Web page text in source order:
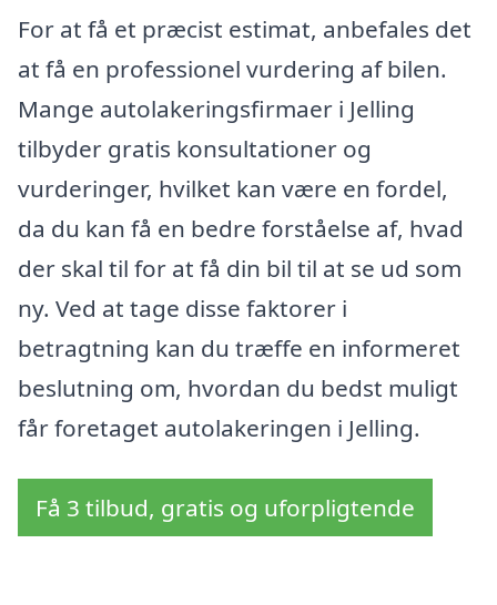
For at få et præcist estimat, anbefales det
at få en professionel vurdering af bilen.
Mange autolakeringsfirmaer i Jelling
tilbyder gratis konsultationer og
vurderinger, hvilket kan være en fordel,
da du kan få en bedre forståelse af, hvad
der skal til for at få din bil til at se ud som
ny. Ved at tage disse faktorer i
betragtning kan du træffe en informeret
beslutning om, hvordan du bedst muligt
får foretaget autolakeringen i Jelling.
Få 3 tilbud, gratis og uforpligtende